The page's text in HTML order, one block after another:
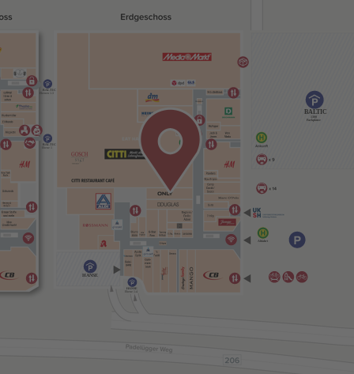
Abfahrt
BALTIC
Parkplätze
HANSE
HANSE
Ebene 1-4
BALTIC
BALTIC